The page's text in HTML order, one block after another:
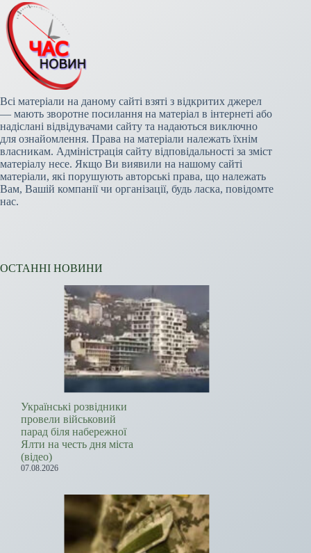
Всі матеріали на даному сайті взяті з відкритих джерел
— мають зворотне посилання на матеріал в інтернеті або
надіслані відвідувачами сайту та надаються виключно
для ознайомлення. Права на матеріали належать їхнім
власникам. Адміністрація сайту відповідальності за зміст
матеріалу несе. Якщо Ви виявили на нашому сайті
матеріали, які порушують авторські права, що належать
Вам, Вашій компанії чи організації, будь ласка, повідомте
нас.
ОСТАННІ НОВИНИ
Українські розвідники
провели військовий
парад біля набережної
Ялти на честь дня міста
(відео)
07.08.2026